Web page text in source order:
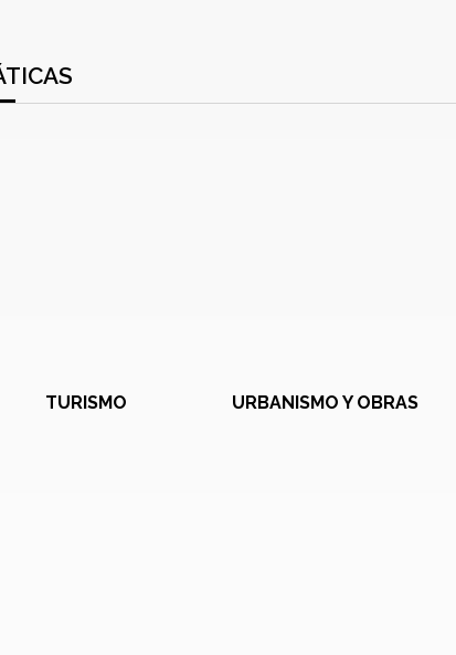
TURISMO URBANISMO Y OBRAS